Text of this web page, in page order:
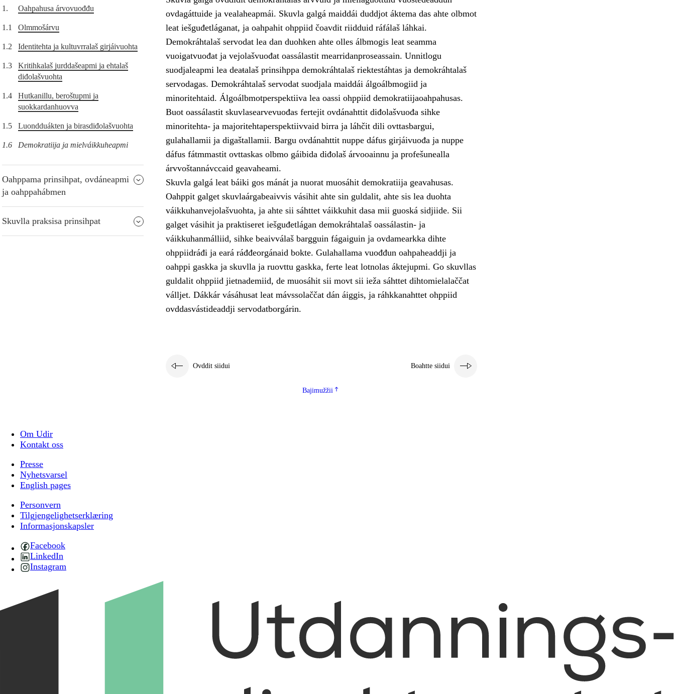
1. Oahpahusa árvovuođđu
1.1 Olmmošárvu
1.2 Identitehta ja kultuvrralaš girjáivuohta
1.3
Kritihkalaš jurddašeapmi ja ehtalaš
diđolašvuohta
1.4
Hutkanillu, beroštupmi ja
suokkardanhuovva
1.5 Luondduákten ja birasdiđolašvuohta
1.6 Demokratiija ja mielváikkuheapmi
Oahppama prinsihpat, ovdáneapmi
ja oahppahábmen
Skuvlla praksisa prinsihpat
ovdagáttuide ja vealaheapmái. Skuvla galgá maiddái duddjot áktema das ahte olbmot
leat iešguđetláganat, ja oahpahit ohppiid čoavdit riidduid ráfálaš láhkai.
Demokráhtalaš servodat lea dan duohken ahte olles álbmogis leat seamma
vuoigatvuođat ja vejolašvuođat oassálastit mearridanproseassain. Unnitlogu
suodjaleapmi lea deaŧalaš prinsihppa demokráhtalaš riektestáhtas ja demokráhtalaš
servodagas. Demokráhtalaš servodat suodjala maiddái álgoálbmogiid ja
minoritehtaid. Álgoálbmotperspektiiva lea oassi ohppiid demokratiijaoahpahusas.
Buot oassálastit skuvlasearvevuođas fertejit ovdánahttit diđolašvuođa sihke
minoritehta- ja majoritehtaperspektiivvaid birra ja láhčit dili ovttasbargui,
gulahallamii ja digaštallamii. Bargu ovdánahttit nuppe dáfus girjáivuođa ja nuppe
dáfus fátmmastit ovttaskas olbmo gáibida diđolaš árvooainnu ja profešunealla
árvvoštannávccaid geavaheami.
Skuvla galgá leat báiki gos mánát ja nuorat muosáhit demokratiija geavahusas.
Oahppit galget skuvlaárgabeaivvis vásihit ahte sin guldalit, ahte sis lea duohta
váikkuhanvejolašvuohta, ja ahte sii sáhttet váikkuhit dasa mii guoská sidjiide. Sii
galget vásihit ja praktiseret iešguđetlágan demokráhtalaš oassálastin- ja
váikkuhanmálliid, sihke beaivválaš bargguin fágaiguin ja ovdamearkka dihte
ohppiidráđi ja eará ráđđeorgánaid bokte. Gulahallama vuođđun oahpaheaddji ja
oahppi gaskka ja skuvlla ja ruovttu gaskka, ferte leat lotnolas áktejupmi. Go skuvllas
guldalit ohppiid jietnademiid, de muosáhit sii movt sii ieža sáhttet dihtomielalaččat
válljet. Dákkár vásáhusat leat mávssolaččat dán áiggis, ja ráhkkanahttet ohppiid
ovddasvástideaddji servodatborgárin.
Ovddit siidui Boahtte siidui
Bajimužžii
Om Udir
Kontakt oss
Presse
Nyhetsvarsel
English pages
Personvern
Tilgjengelighetserklæring
Informasjonskapsler
Facebook
LinkedIn
Instagram